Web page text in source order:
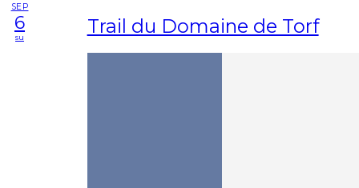
SEP
6
su Trail du Domaine de Torf